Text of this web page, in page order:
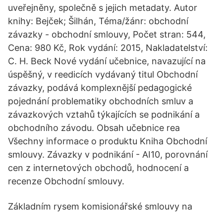
uveřejněny, společně s jejich metadaty. Autor
knihy: Bejček; Šilhán, Téma/žánr: obchodní
závazky - obchodní smlouvy, Počet stran: 544,
Cena: 980 Kč, Rok vydání: 2015, Nakladatelství:
C. H. Beck Nové vydání učebnice, navazující na
úspěšný, v reedicích vydávaný titul Obchodní
závazky, podává komplexnější pedagogické
pojednání problematiky obchodních smluv a
závazkových vztahů týkajících se podnikání a
obchodního závodu. Obsah učebnice rea
Všechny informace o produktu Kniha Obchodní
smlouvy. Závazky v podnikání - AI10, porovnání
cen z internetových obchodů, hodnocení a
recenze Obchodní smlouvy.
Základním rysem komisionářské smlouvy na